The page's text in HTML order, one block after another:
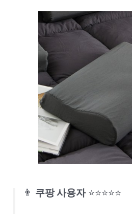
👨 쿠팡 사용자 ⭐⭐⭐⭐⭐